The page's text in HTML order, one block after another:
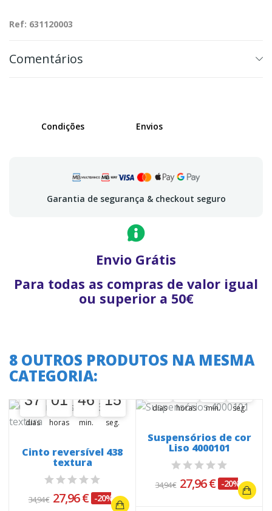
Ref: 631120003
Comentários
Condições Envios
Garantia de segurança & checkout seguro
Envio Grátis
Para todas as compras de valor igual
ou superior a 50€
8 OUTROS PRODUTOS NA MESMA
CATEGORIA:
A oferta termina em:
37
37
00
dias
01
01
00
horas
46
46
00
min.
14
14
15
seg.
Cinto reversível 438
textura
34,94 € 27,96 € -20%
A oferta termina em:
dias horas min. seg.
Suspensórios de cor
Liso 4000101
34,94 € 27,96 € -20%